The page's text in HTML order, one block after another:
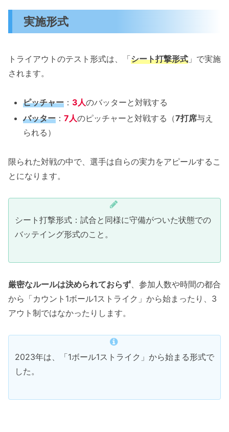
実施形式
トライアウトのテスト形式は、「シート打撃形式 」で実施
されます。
ピッチャー ： 3人のバッターと対戦する
バッター ：7人のピッチャーと対戦する（7打席与え
られる）
限られた対戦の中で、選手は自らの実力をアピールするこ
とになります。
シート打撃形式：試合と同様に守備がついた状態での
バッテイング形式のこと。
厳密なルールは決められておらず、参加人数や時間の都合
から「カウント1ボール1ストライク」から始まったり、3
アウト制ではなかったりします。
2023年は、「1ボール1ストライク」から始まる形式で
した。